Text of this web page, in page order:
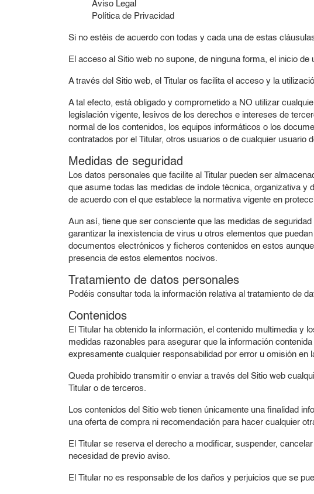
Aviso Legal
Política de Privacidad
Si no estéis de acuerdo con todas y cada una de estas
El acceso al Sitio web no supone, de ninguna forma, el inicio de
A través del Sitio web, el Titular os facilita el acceso y la
A tal efecto, está obligado y comprometido a NO utilizar
legislación vigente, lesivos de los derechos e intereses de
normal de los contenidos, los equipos informáticos o los
contratados por el Titular, otros usuarios o de cualquier usuario
Medidas de seguridad
Los datos personales que facilite al Titular pueden ser
que asume todas las medidas de índole técnica, organizativa y
de acuerdo con el que establece la normativa vigente en
Aun así, tiene que ser consciente que las medidas de
garantizar la inexistencia de virus u otros elementos que
documentos electrónicos y ficheros contenidos en estos
presencia de estos elementos nocivos.
Tratamiento de datos personales
Podéis consultar toda la información relativa al tratamiento de
Contenidos
El Titular ha obtenido la información, el contenido multimedia y
medidas razonables para asegurar que la información
expresamente cualquier responsabilidad por error u omisión en
Queda prohibido transmitir o enviar a través del Sitio web
Titular o de terceros.
Los contenidos del Sitio web tienen únicamente una finalidad
una oferta de compra ni recomendación para hacer cualquier
El Titular se reserva el derecho a modificar, suspender,
necesidad de previo aviso.
El Titular no es responsable de los daños y perjuicios que se